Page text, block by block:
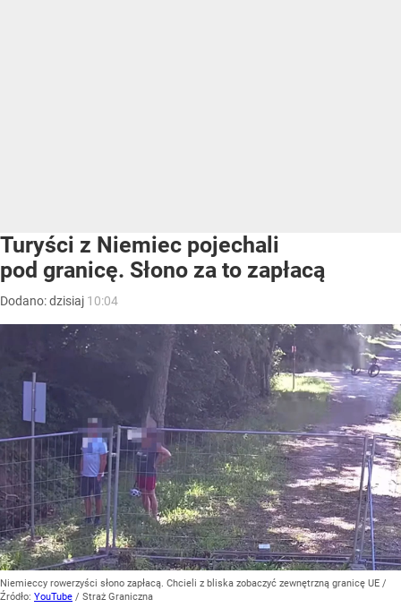
Turyści z Niemiec pojechali
pod granicę. Słono za to zapłacą
Dodano:dzisiaj 10:04
Niemieccy rowerzyści słono zapłacą. Chcieli z bliska zobaczyć zewnętrzną granicę UE /
Źródło: YouTube / Straż Graniczna